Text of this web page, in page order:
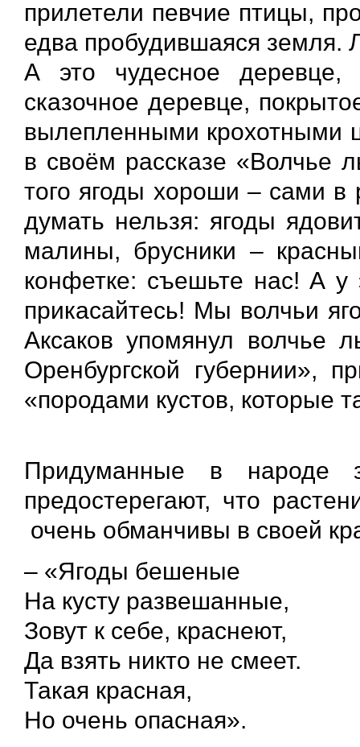
прилетели певчие птицы,
едва пробудившаяся земля.
А это чудесное
сказочное деревце,
вылепленными крохотными
в своём рассказе «Волчье
того ягоды хороши – сами в
думать нельзя: ягоды
малины, брусники –
конфетке: съешьте нас! А у
прикасайтесь! Мы волчьи
Аксаков упомянул волчье
Оренбургской губернии»,
«породами кустов, которые
Придуманные в народе
предостерегают, что
очень обманчивы в своей
– «Ягоды бешеные
На кусту развешанные,
Зовут к себе, краснеют,
Да взять никто не смеет.
Такая красная,
Но очень опасная».